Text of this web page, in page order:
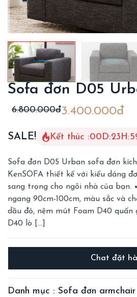
Sofa đơn D05
6.800.000đ3.400.000đ
SALE! Kết thúc :00D:23H:
Sofa đơn D05 Urban sofa đơn
KenSOFA thiết kế với kiểu dáng
sang trọng cho ngôi nhà của bạn.
ngang 90cm-100cm, màu sắc và
dầu đỏ, nệm mút Foam D40 quấn
D40 lò […]
Danh mục : Sofa đơn armchair